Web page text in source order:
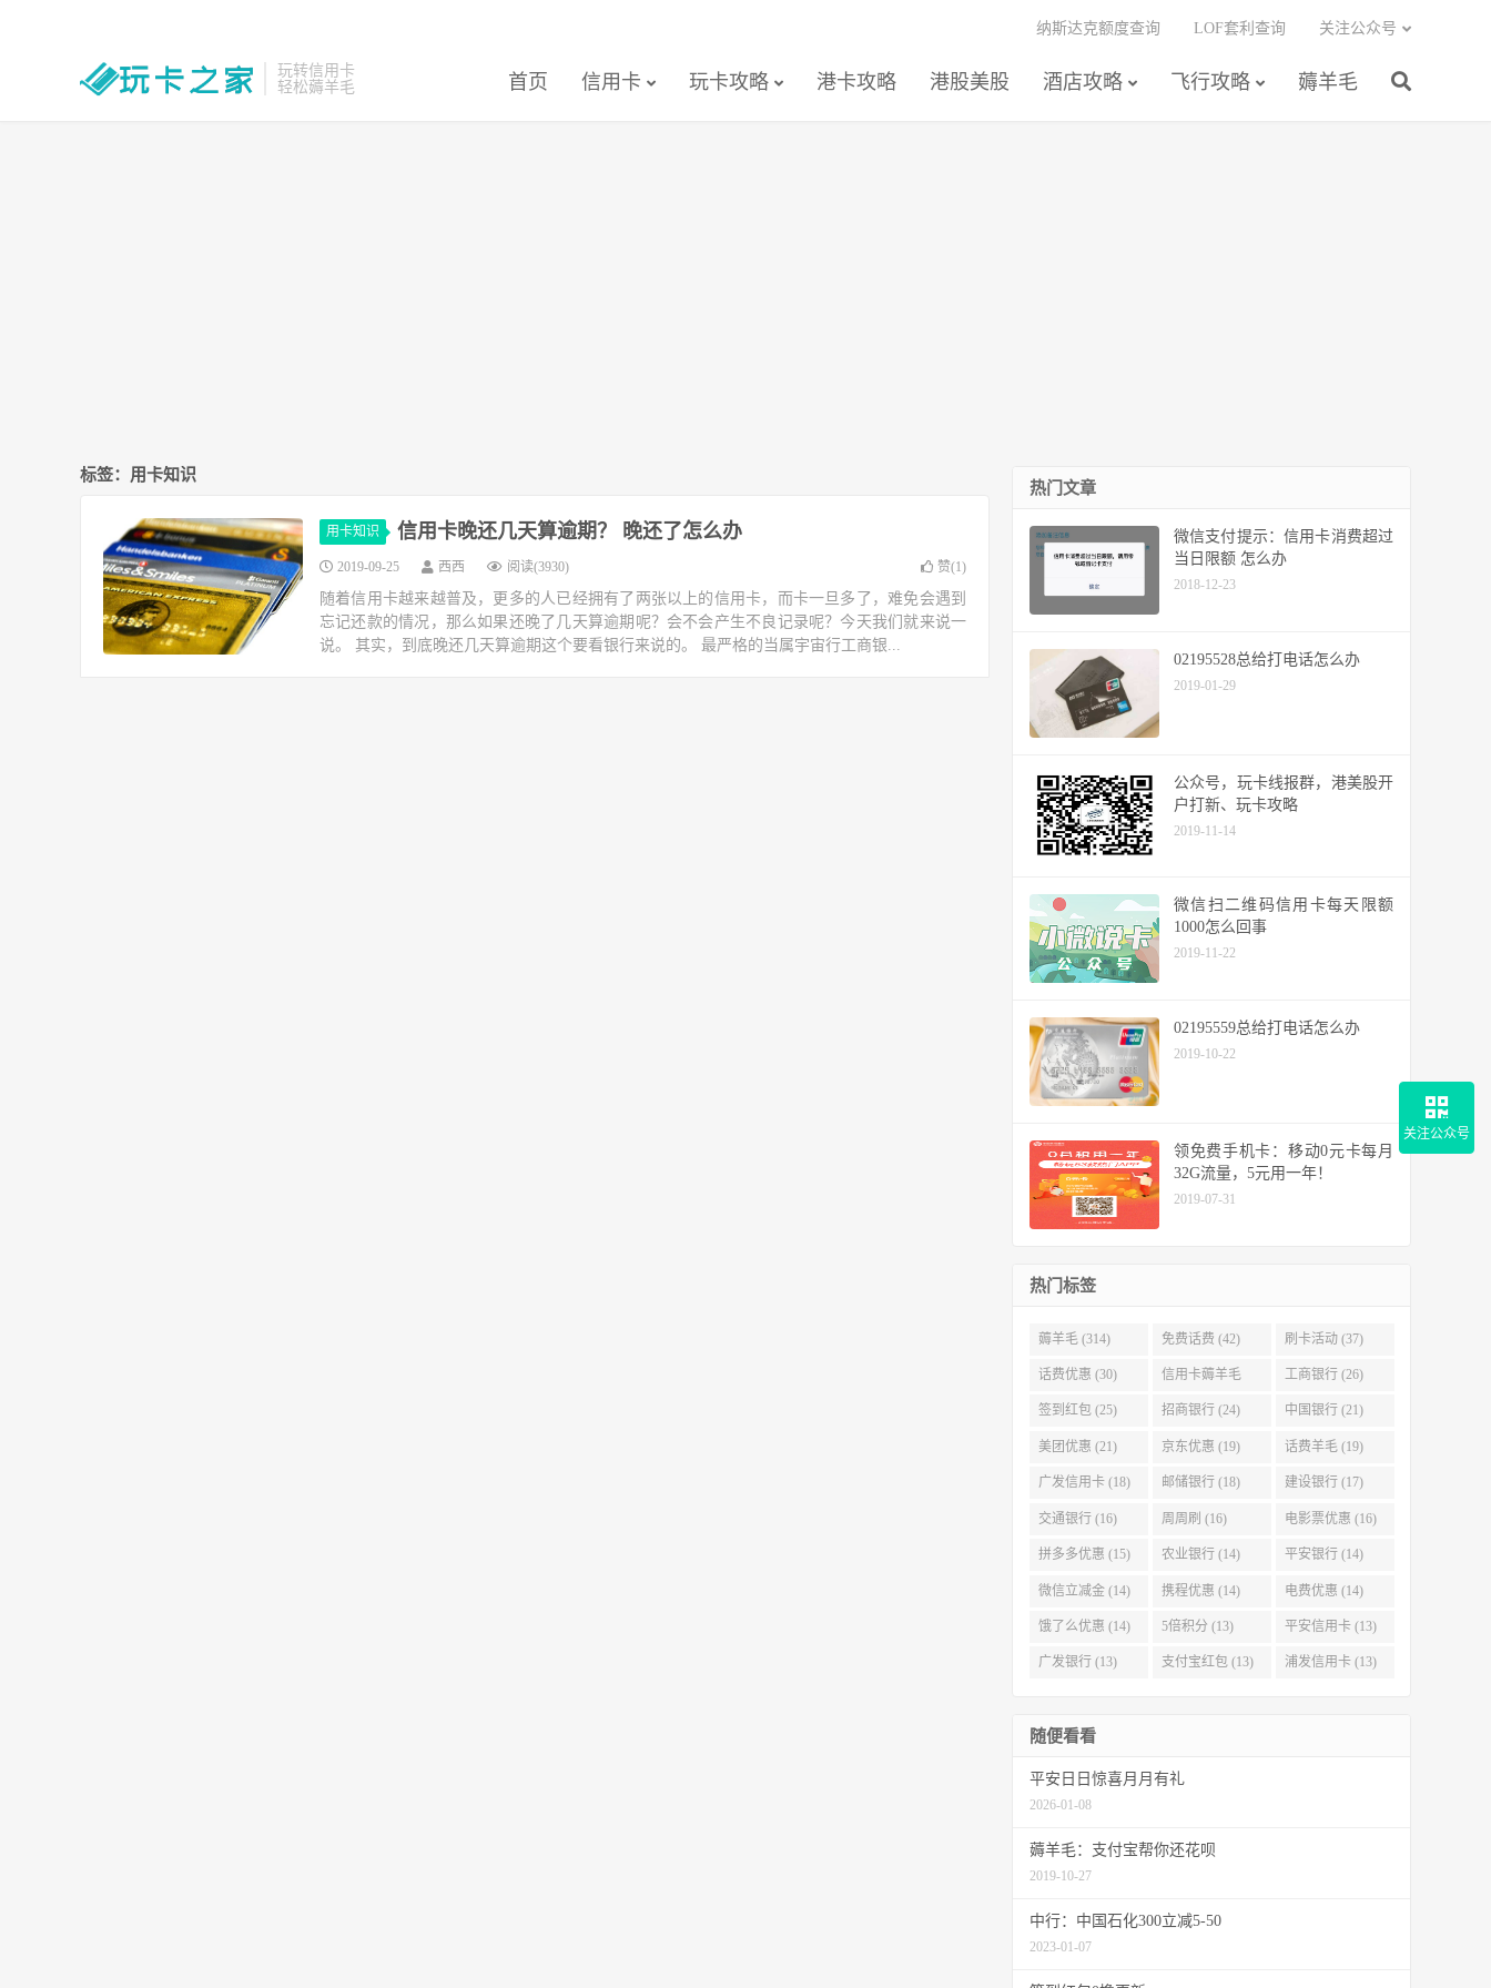
玩转信用卡
轻松薅羊毛
首页 信用卡 玩卡攻略 港卡攻略 港股美股 酒店攻略 飞行攻略 薅羊毛
纳斯达克额度查询 LOF套利查询 关注公众号
标签：用卡知识
用卡知识 信用卡晚还几天算逾期？ 晚还了怎么办
2019-09-25 西西 阅读(3930) 赞(1)
随着信用卡越来越普及，更多的人已经拥有了两张以上的信用卡，而卡一旦多了，难免会遇到
忘记还款的情况，那么如果还晚了几天算逾期呢？会不会产生不良记录呢？今天我们就来说一
说。 其实，到底晚还几天算逾期这个要看银行来说的。 最严格的当属宇宙行工商银...
热门文章
微信支付提示：信用卡消费超过
当日限额 怎么办
2018-12-23
02195528总给打电话怎么办
2019-01-29
公众号，玩卡线报群，港美股开
户打新、玩卡攻略
2019-11-14
微信扫二维码信用卡每天限额
1000怎么回事
2019-11-22
02195559总给打电话怎么办
2019-10-22
领免费手机卡：移动0元卡每月
32G流量，5元用一年！
2019-07-31
热门标签
薅羊毛 (314) 免费话费 (42) 刷卡活动 (37)
话费优惠 (30) 信用卡薅羊毛
(29)
工商银行 (26)
签到红包 (25) 招商银行 (24) 中国银行 (21)
美团优惠 (21) 京东优惠 (19) 话费羊毛 (19)
广发信用卡 (18) 邮储银行 (18) 建设银行 (17)
交通银行 (16) 周周刷 (16) 电影票优惠 (16)
拼多多优惠 (15) 农业银行 (14) 平安银行 (14)
微信立减金 (14) 携程优惠 (14) 电费优惠 (14)
饿了么优惠 (14) 5倍积分 (13) 平安信用卡 (13)
广发银行 (13) 支付宝红包 (13) 浦发信用卡 (13)
随便看看
平安日日惊喜月月有礼
2026-01-08
薅羊毛：支付宝帮你还花呗
2019-10-27
中行：中国石化300立减5-50
2023-01-07
关注公众号